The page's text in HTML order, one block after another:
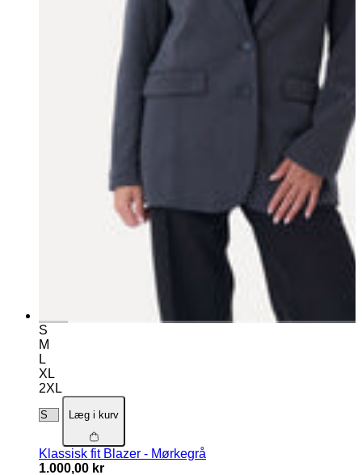
S
M
L
XL
2XL
Læg i kurv
Klassisk fit Blazer - Mørkegrå
1.000,00 kr